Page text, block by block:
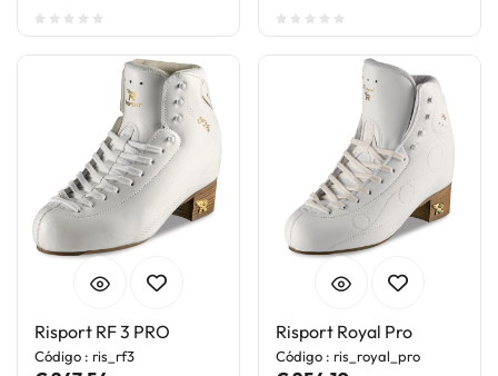
Risport RF 3 PRO
Código : ris_rf3
Risport Royal Pro
Código : ris_royal_pro